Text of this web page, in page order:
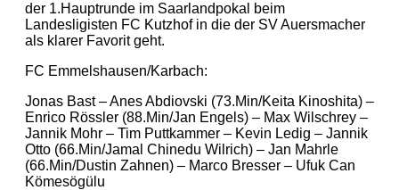
der 1.Hauptrunde im Saarlandpokal beim
Landesligisten FC Kutzhof in die der SV Auersmacher
als klarer Favorit geht.
FC Emmelshausen/Karbach:
Jonas Bast – Anes Abdiovski (73.Min/Keita Kinoshita) –
Enrico Rössler (88.Min/Jan Engels) – Max Wilschrey –
Jannik Mohr – Tim Puttkammer – Kevin Ledig – Jannik
Otto (66.Min/Jamal Chinedu Wilrich) – Jan Mahrle
(66.Min/Dustin Zahnen) – Marco Bresser – Ufuk Can
Kömesögülu